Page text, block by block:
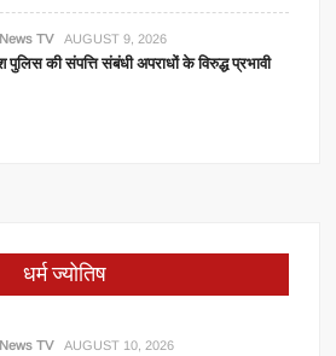
TV AUGUST 9, 2026
पुलिस की संपत्ति संबंधी अपराधों के विरुद्ध प्रभावी
धर्म ज्योतिष
TV AUGUST 10, 2026